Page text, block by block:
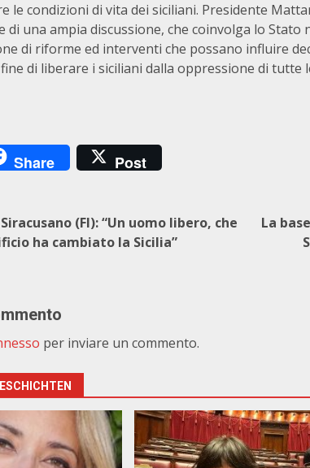
le condizioni di vita dei siciliani. Presidente
una ampia discussione, che coinvolga lo Stato
di riforme ed interventi che possano influire
di liberare i siciliani dalla oppressione di
Share Post
(FI): “Un uomo libero, che
ha cambiato la Sicilia”
La
per inviare un commento.